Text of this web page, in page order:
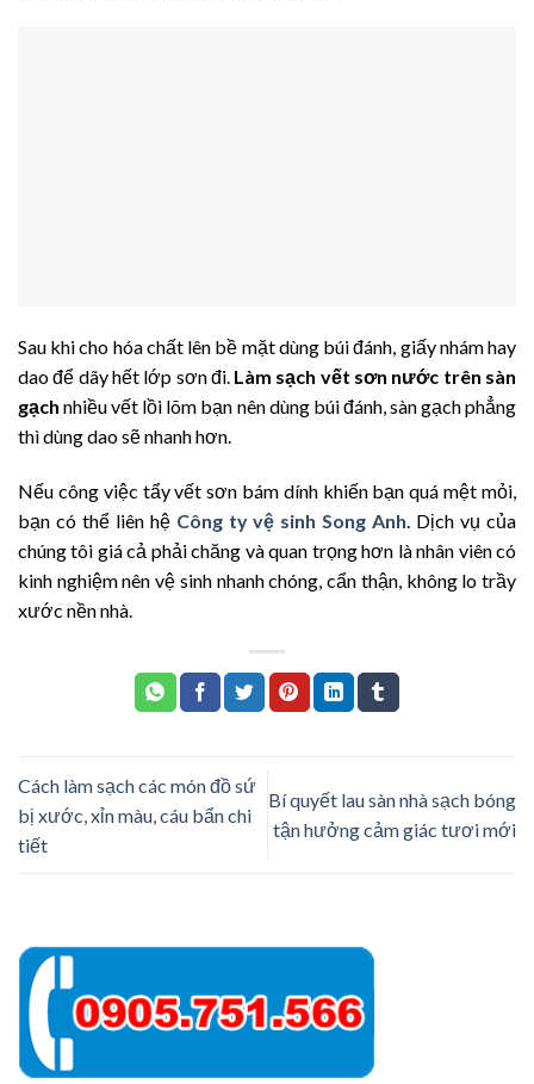
Sau khi cho hóa chất lên bề mặt dùng búi đánh, giấy nhám hay
dao để dãy hết lớp sơn đi. Làm sạch vết sơn nước trên sàn
gạch nhiều vết lồi lõm bạn nên dùng búi đánh, sàn gạch phẳng
thì dùng dao sẽ nhanh hơn.
Nếu công việc tẩy vết sơn bám dính khiến bạn quá mệt mỏi,
bạn có thể liên hệ Công ty vệ sinh Song Anh . Dịch vụ của
chúng tôi giá cả phải chăng và quan trọng hơn là nhân viên có
kinh nghiệm nên vệ sinh nhanh chóng, cẩn thận, không lo trầy
xước nền nhà.
Cách làm sạch các món đồ sứ
bị xước, xỉn màu, cáu bẩn chi
tiết
Bí quyết lau sàn nhà sạch bóng
tận hưởng cảm giác tươi mới